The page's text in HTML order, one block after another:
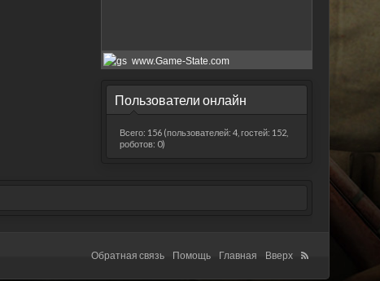
Пользователи онлайн
Всего: 156 (пользователей: 4, гостей: 152,
роботов: 0)
Обратная связь Помощь Главная Вверх